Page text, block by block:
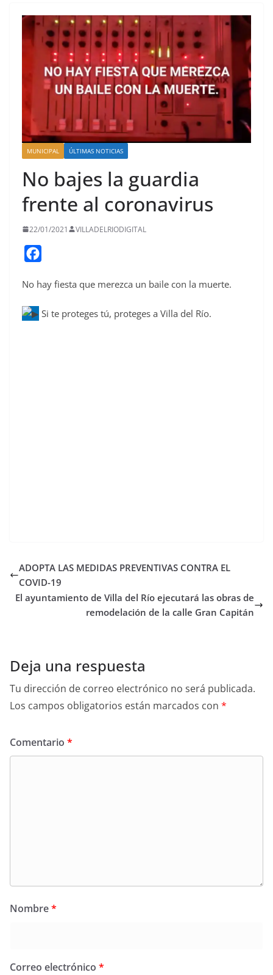
MUNICIPAL ÚLTIMAS NOTICIAS
No bajes la guardia
frente al coronavirus
22/01/2021 VILLADELRIODIGITAL
c
No hay fiesta que merezca un baile con la muerte.
Si te proteges tú, proteges a Villa del Río.
ADOPTA LAS MEDIDAS PREVENTIVAS CONTRA EL
COVID-19
El ayuntamiento de Villa del Río ejecutará las obras de
remodelación de la calle Gran Capitán
Deja una respuesta
Tu dirección de correo electrónico no será publicada.
Los campos obligatorios están marcados con *
Comentario *
Nombre*
Correo electrónico *